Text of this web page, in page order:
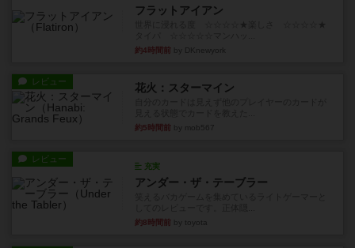
フラットアイアン
約4時間前 by DKnewyork
レビュー 花火：スターマイン
約5時間前 by mob567
レビュー
充実
アンダー・ザ・テーブラー
約8時間前 by toyota